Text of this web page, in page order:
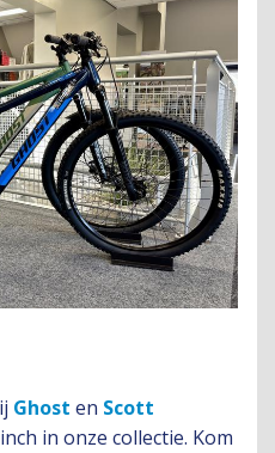
Ghost en Scott
in onze collectie. Kom